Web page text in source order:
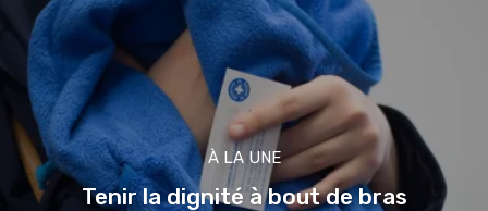
À LA UNE
Tenir la dignité à bout de bras